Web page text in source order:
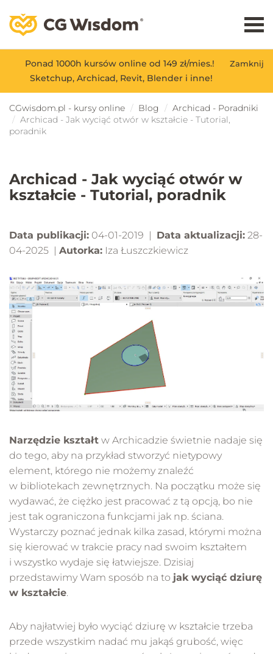
Zamknij
Ponad 1000h kursów online od 149 zł/mies.!
Sketchup, Archicad, Revit, Blender i inne!
CGwisdom.pl - kursy online Blog
Archicad - Poradniki
Archicad - Jak wyciąć otwór w kształcie - Tutorial,
poradnik
Archicad - Jak wyciąć otwór w
kształcie - Tutorial, poradnik
Data publikacji: 04-01-2019 | Data aktualizacji: 28-
04-2025 | Autorka: Iza Łuszczkiewicz
Narzędzie kształt w Archicadzie świetnie nadaje się
do tego, aby na przykład stworzyć nietypowy
element, którego nie możemy znaleźć
w bibliotekach zewnętrznych. Na początku może się
wydawać, że ciężko jest pracować z tą opcją, bo nie
jest tak ograniczona funkcjami jak np. ściana.
Wystarczy poznać jednak kilka zasad, którymi można
się kierować w trakcie pracy nad swoim kształtem
i wszystko wydaje się łatwiejsze. Dzisiaj
przedstawimy Wam sposób na to jak wyciąć dziurę
w kształcie.
Aby najłatwiej było wyciąć dziurę w kształcie trzeba
przede wszystkim nadać mu jakąś grubość, więc